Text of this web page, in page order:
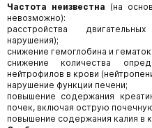
Частота неизвестна (на
невозможно):
расстройства
нарушения);
снижение гемоглобина и
снижение количества
нейтрофилов в крови
нарушение функции печени;
повышение содержания
почек, включая острую
повышение содержания калия в